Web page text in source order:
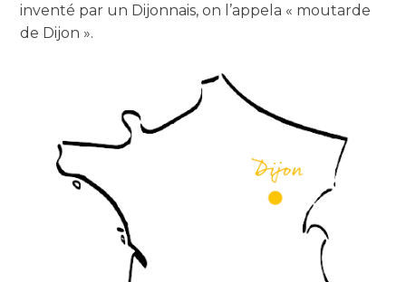
inventé par un Dijonnais, on l’appela « moutarde
de Dijon ».